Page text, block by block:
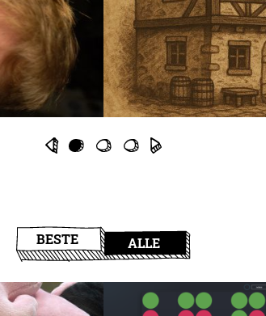
BESTE ALLE